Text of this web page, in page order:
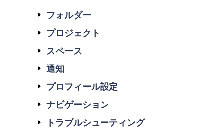
フォルダー
プロジェクト
スペース
通知
プロフィール設定
ナビゲーション
トラブルシューティング